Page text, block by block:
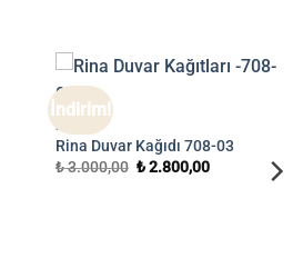
İndirim!
RINA
Rina Duvar Kağıdı 708-03
₺3.000,00 Orijinal
₺2.800,00Şu